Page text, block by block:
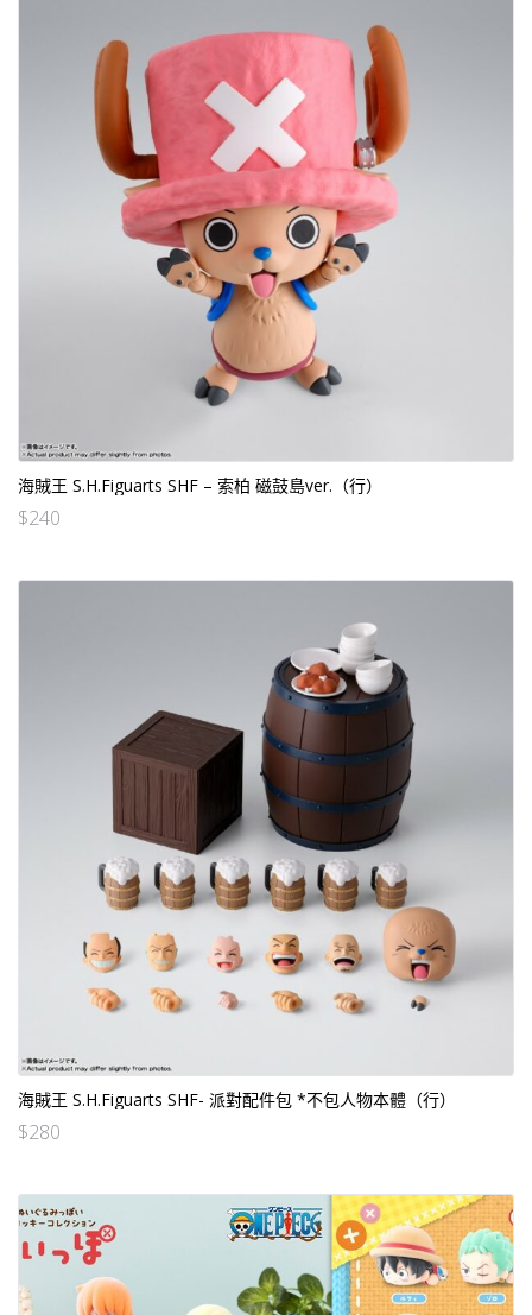
海賊王 S.H.Figuarts SHF – 索柏 磁鼓島ver.（行）
$240
海賊王 S.H.Figuarts SHF- 派對配件包 *不包人物本體（行）
$280